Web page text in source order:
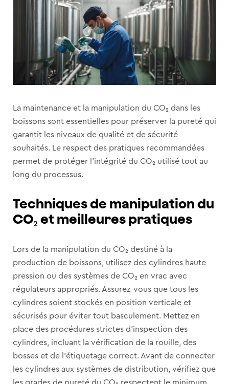
La maintenance et la manipulation du CO₂ dans les
boissons sont essentielles pour préserver la pureté qui
garantit les niveaux de qualité et de sécurité
souhaités. Le respect des pratiques recommandées
permet de protéger l’intégrité du CO₂ utilisé tout au
long du processus.
Techniques de manipulation du
CO₂ et meilleures pratiques
Lors de la manipulation du CO₂ destiné à la
production de boissons, utilisez des cylindres haute
pression ou des systèmes de CO₂ en vrac avec
régulateurs appropriés. Assurez-vous que tous les
cylindres soient stockés en position verticale et
sécurisés pour éviter tout basculement. Mettez en
place des procédures strictes d’inspection des
cylindres, incluant la vérification de la rouille, des
bosses et de l’étiquetage correct. Avant de connecter
les cylindres aux systèmes de distribution, vérifiez que